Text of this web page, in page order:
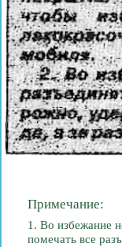
Примечание:
1. Во избежание
помечать все